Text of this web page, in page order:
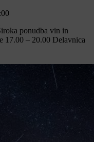
ponudba vin in
17.00 – 20.00 Delavnica